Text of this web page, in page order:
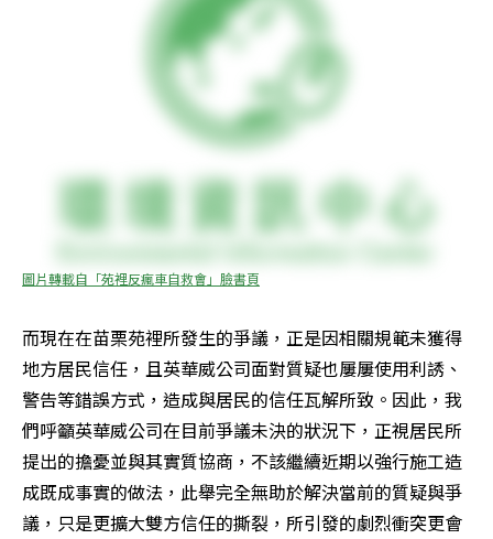
圖片轉載自「苑裡反瘋車自救會」臉書頁
而現在在苗栗苑裡所發生的爭議，正是因相關規範未獲得
地方居民信任，且英華威公司面對質疑也屢屢使用利誘、
警告等錯誤方式，造成與居民的信任瓦解所致。因此，我
們呼籲英華威公司在目前爭議未決的狀況下，正視居民所
提出的擔憂並與其實質協商，不該繼續近期以強行施工造
成既成事實的做法，此舉完全無助於解決當前的質疑與爭
議，只是更擴大雙方信任的撕裂，所引發的劇烈衝突更會